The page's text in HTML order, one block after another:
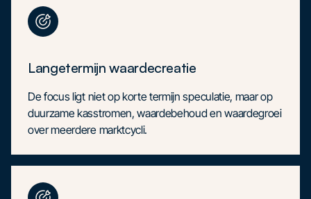
Langetermijn waardecreatie
De focus ligt niet op korte termijn speculatie, maar op
duurzame kasstromen, waardebehoud en waardegroei
over meerdere marktcycli.